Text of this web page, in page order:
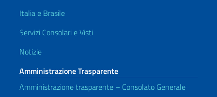
Italia e Brasile
Servizi Consolari e Visti
Notizie
Amministrazione Trasparente
Amministrazione trasparente – Consolato Generale